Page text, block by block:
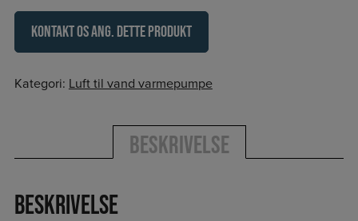
Kontakt os ang. dette produkt
Kategori: Luft til vand varmepumpe
Beskrivelse
Beskrivelse